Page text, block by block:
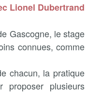
Lionel Dubertrand
Gascogne, le stage
connues, comme
chacun, la pratique
proposer plusieurs